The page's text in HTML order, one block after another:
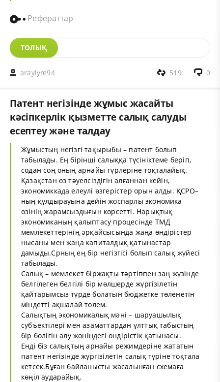
Рефераттар
ТОЛЫҚ
araylym94 0
519
Патент негізінде жұмыс жасайты
кәсіпкерлік қызметте салық салуды
есептеу және талдау
Жұмыстың негізгі тақырыбы – патент болып
табылады. Ең бірінші салыққа түсініктеме беріп,
содан соң оның арнайы түрлеріне тоқталайық.
Қазақстан өз тәуелсіздігін алғаннан кейін,
экономиккада елеулі өзгерістер орын алды. ҚСРО–
ның құлдырауына дейін жоспарлы экономика
өзінің жарамсыздығын көрсетті. Нарықтық
экономиканың қалыптасу процесінде ТМД
мемлекеттерінің әрқайсысында жаңа өндірістер
нысаны мен жаңа капиталдық қатынастар
дамыды.Срның ең бір негізгісі болып салық жүйесі
табылады.
Салық – мемлекет біржақты тәртіппен заң жүзінде
белгілеген белгілі бір мөлшерде жүргізілетін
қайтарымсыз түрде болатын бюджетке төленетін
міндетті ақшалай төлем.
Салықтың экономикалық мәні – шаруашылық
субъектілері мен азаматтардан ұлттық табыстың
бір бөлігін алу жөніндегі өндірістік қатынасы.
Енді біз салықтың арнайы режимдеріне жататын
патент негізінде жүргізілетін салық түріне тоқтала
кетсек.Бұған байланысты жасалынған схемаға
көңіл аударайық.